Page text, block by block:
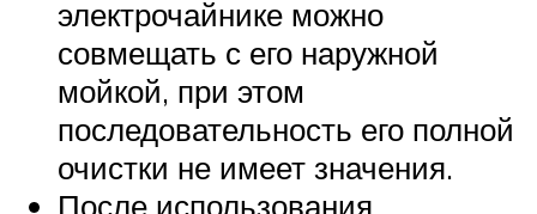
электрочайнике можно
совмещать с его наружной
мойкой, при этом
последовательность его полной
очистки не имеет значения.
После использования